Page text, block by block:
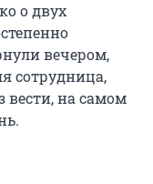
о двух
вечером,
сотрудница,
вести, на самом